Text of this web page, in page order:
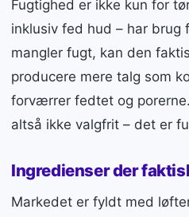
Fugtighed er ikke kun for
inklusiv fed hud – har brug
mangler fugt, kan den
producere mere talg som
forværrer fedtet og
altså ikke valgfrit – det er
Ingredienser der
Markedet er fyldt med